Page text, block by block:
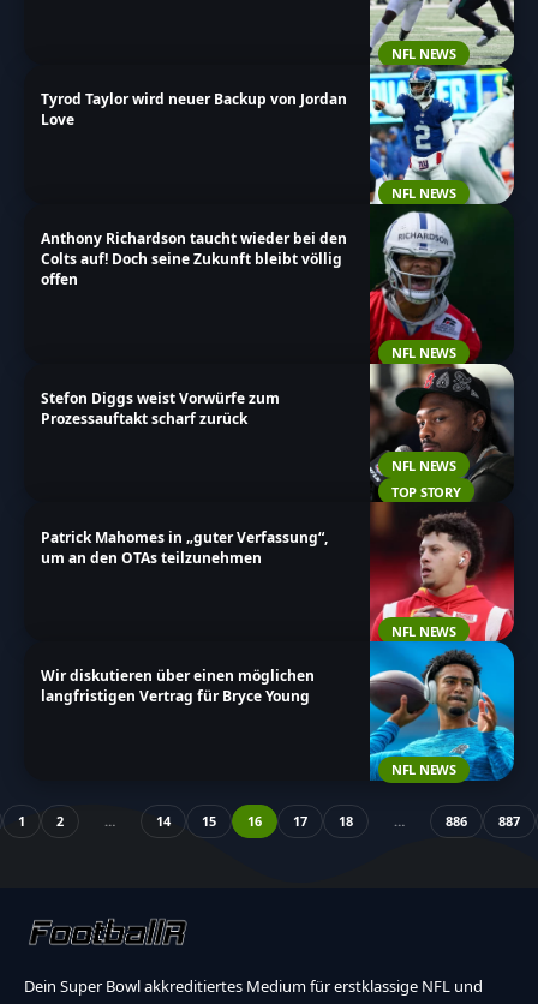
mir unserem einfach zu navigierenden Design schnell
alle Informationen finden, die du suchst.
NFL NEWS
NFL NEWS
Tyrod Taylor wird neuer Backup von Jordan
Love
NFL NEWS
Anthony Richardson taucht wieder bei den
Colts auf! Doch seine Zukunft bleibt völlig
offen
NFL NEWS
TOP STORY
Stefon Diggs weist Vorwürfe zum
Prozessauftakt scharf zurück
NFL NEWS
Patrick Mahomes in „guter Verfassung“,
um an den OTAs teilzunehmen
NFL NEWS
Wir diskutieren über einen möglichen
langfristigen Vertrag für Bryce Young
1 2 … 14 15 16 17 18 … 886 887
Dein Super Bowl akkreditiertes Medium für erstklassige NFL und